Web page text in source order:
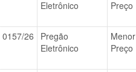
Eletrônico
Preço
0157/26
Pregão
Eletrônico
Menor
Preço